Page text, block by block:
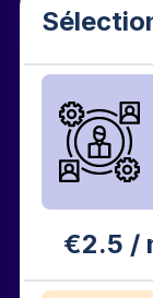
€2.5 /